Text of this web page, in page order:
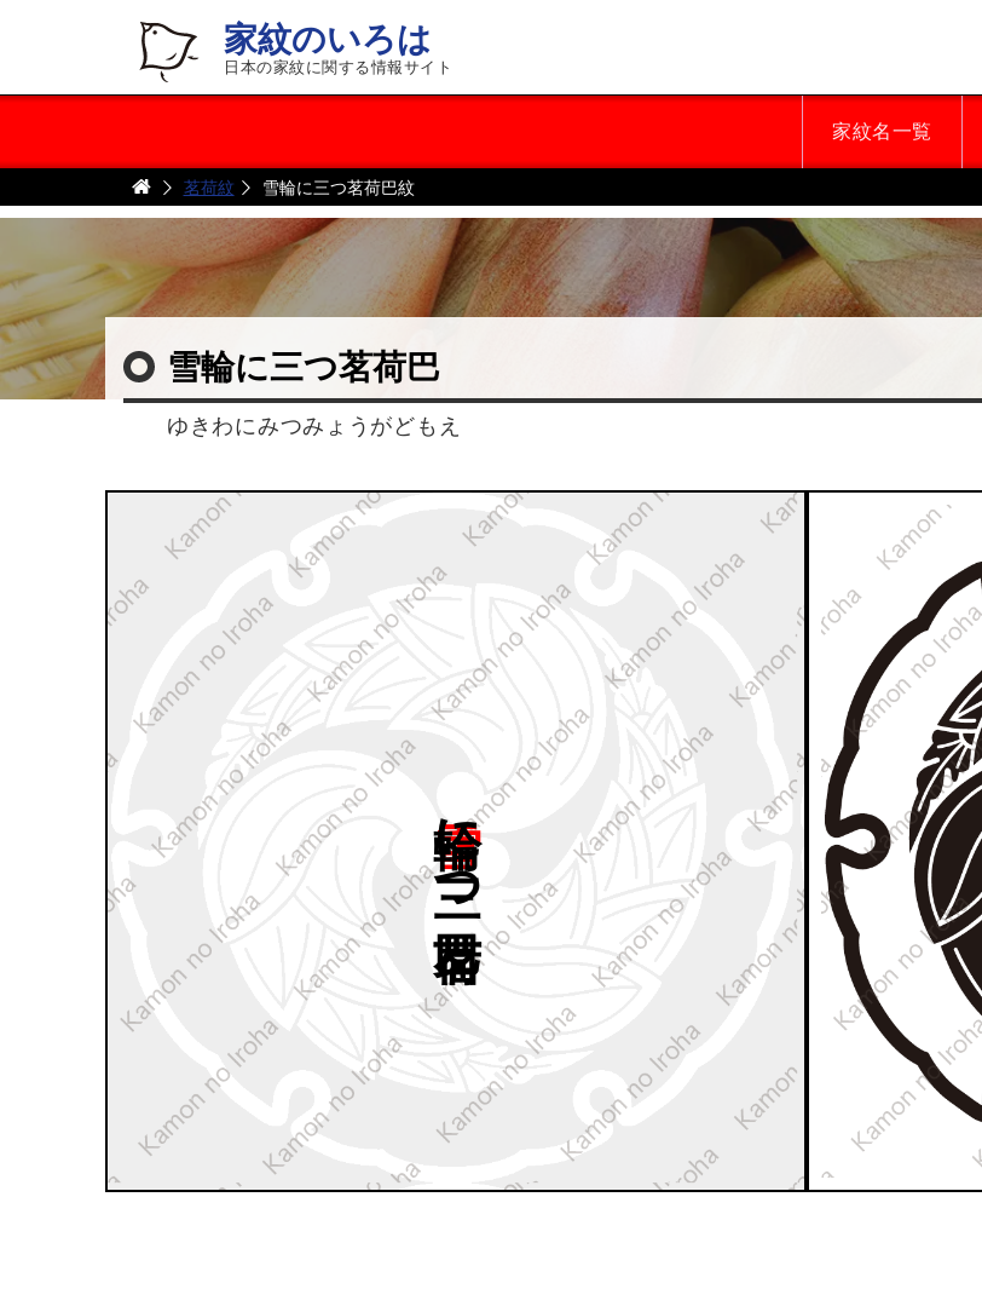
家紋のいろは
日本の家紋に関する情報サイト
家紋名一覧
茗荷紋 雪輪に三つ茗荷巴紋
雪輪に三つ茗荷巴
ゆきわにみつみょうがどもえ
茗荷巴